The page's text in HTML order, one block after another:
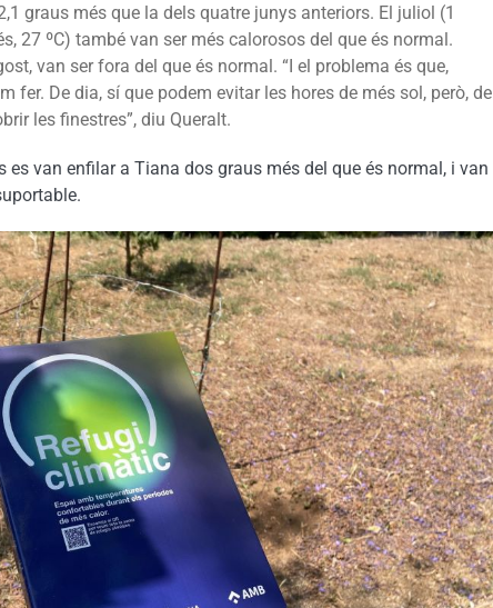
graus més que la dels quatre junys anteriors. El juliol (1
27 ºC) també van ser més calorosos del que és normal.
van ser fora del que és normal. “I el problema és que,
fer. De dia, sí que podem evitar les hores de més sol, però, de
les finestres”, diu Queralt.
es van enfilar a Tiana dos graus més del que és normal, i van